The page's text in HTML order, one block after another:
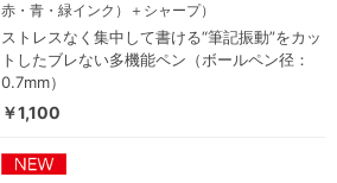
赤・青・緑インク）＋シャープ）
ストレスなく集中して書ける“筆記振動”をカッ
トしたブレない多機能ペン（ボールペン径：
0.7mm）
￥1,100